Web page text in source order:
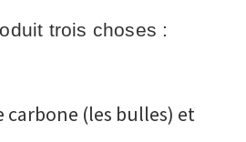
trois choses :
carbone (les bulles) et